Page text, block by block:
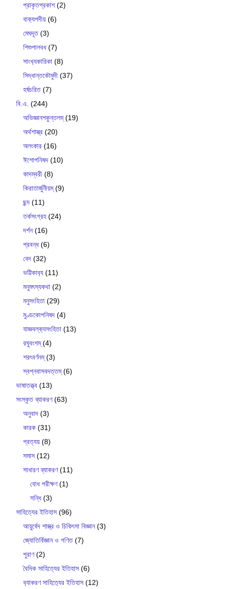
প্রাকৃতপ্রকাশ(2)
বাক‍্যপদীয় (6)
মেঘদূত(3)
শিশুপালবধ(7)
সাংখ‍্যকারিকা (8)
সিদ্ধান্তকৌমুদী (37)
হর্ষচরিত(7)
বি.এ. (244)
অভিজ্ঞানশকুন্তলম্(19)
অর্থশাস্ত্র (20)
অলংকার (16)
ঈশোপনিষদ (10)
কাদম্বরী (8)
কিরাতার্জুনীয়ম্(9)
ছন্দ (11)
তর্কসংগ্রহ(24)
দর্শন(16)
প্রবন্ধ(6)
বেদ (32)
ভট্টিকাব‍্য (11)
মনুমৎস্যকথা (2)
মনুসংহিতা (29)
মুণ্ডকোপনিষদ (4)
যাজ্ঞবল্ক‍্যসংহিতা (13)
রঘুবংশম্(4)
শরৎবর্ণনম্(3)
স্বপ্নবাসবদত্তম্(6)
ভাষাতত্ত্ব (13)
সংস্কৃত ব্যাকরণ(63)
অনুবাদ (3)
কারক (31)
প্রত্যয় (8)
সমাস (12)
সাধারণ ব্যাকরণ(11)
বোধ পরীক্ষণ(1)
সন্ধি(3)
সাহিত্যের ইতিহাস (96)
আয়ুর্বেদ শাস্ত্র ও চিকিৎসা বিজ্ঞান(3)
জ্যোতির্বিজ্ঞান ও গণিত(7)
পুরাণ(2)
বৈদিক সাহিত্যের ইতিহাস (6)
ব‍্যাকরণ সাহিত‍্যের ইতিহাস (12)